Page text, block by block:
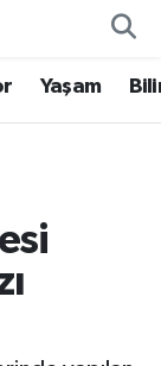
Yaşam